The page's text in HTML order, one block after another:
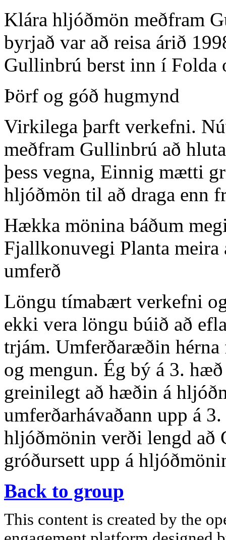
Klára hljóðmön meðfram
byrjað var að reisa árið
Gullinbrú berst inn í Folda
Þörf og góð hugmynd
Virkilega þarft verkefni.
meðfram Gullinbrú að
þess vegna, Einnig mætti
hljóðmön til að draga enn
Hækka mönina báðum
Fjallkonuvegi Planta
umferð
Löngu tímabært verkefni
ekki vera löngu búið að
trjám. Umferðaræðin
og mengun. Ég bý á 3.
greinilegt að hæðin á
umferðarhávaðann upp á
hljóðmönin verði lengd að
gróðursett upp á
Back to group
This content is created by the